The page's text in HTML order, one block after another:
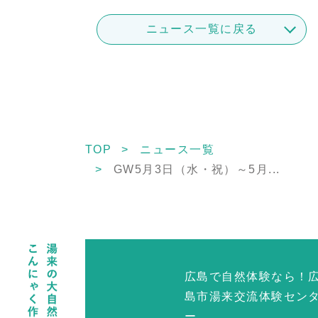
ニュース一覧に戻る
TOP
ニュース一覧
GW5月3日（水・祝）～5月...
広島で自然体験なら！
島市湯来交流体験セン